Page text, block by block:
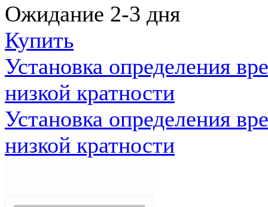
Ожидание 2-3 дня
Купить
Установка определения
низкой кратности
Установка определения
низкой кратности